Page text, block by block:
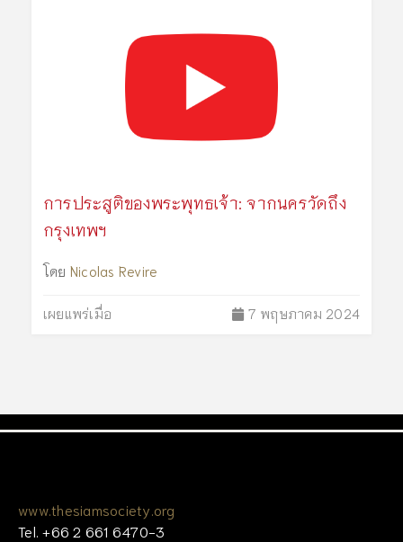
การประสูติของพระพุทธเจ้า: จากนครวัดถึง
กรุงเทพฯ
โดย Nicolas Revire
เผยแพร่เมื่อ 7 พฤษภาคม 2024
www.thesiamsociety.org
Tel. +66 2 661 6470-3